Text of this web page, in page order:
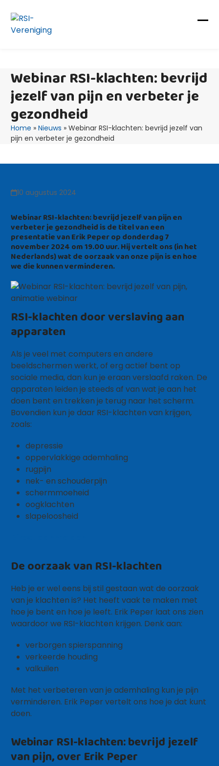
content
Webinar RSI-klachten: bevrijd
jezelf van pijn en verbeter je
gezondheid
Home »Nieuws »Webinar RSI-klachten: bevrijd jezelf van
pijn en verbeter je gezondheid
10 augustus 2024
Webinar RSI-klachten: bevrijd jezelf van pijn en
verbeter je gezondheid is de titel van een
presentatie van Erik Peper op donderdag 7
november 2024 om 19.00 uur. Hij vertelt ons (in het
Nederlands) wat de oorzaak van onze pijn is en hoe
we die kunnen verminderen.
RSI-klachten door verslaving aan
apparaten
Als je veel met computers en andere
beeldschermen werkt, of erg actief bent op
sociale media, dan kun je eraan verslaafd raken. De
apparaten leiden je steeds af van wat je aan het
doen bent en trekken je terug naar het scherm.
Bovendien kun je daar RSI-klachten van krijgen,
zoals:
depressie
oppervlakkige ademhaling
rugpijn
nek- en schouderpijn
schermmoeheid
oogklachten
slapeloosheid
De oorzaak van RSI-klachten
Heb je er wel eens bij stil gestaan wat de oorzaak
van je klachten is? Het heeft vaak te maken met
hoe je bent en hoe je leeft. Erik Peper laat ons zien
waardoor we RSI-klachten krijgen. Denk aan:
verborgen spierspanning
verkeerde houding
valkuilen
Met het verbeteren van je ademhaling kun je pijn
verminderen. Erik Peper vertelt ons hoe je dat kunt
doen.
Webinar RSI-klachten: bevrijd jezelf
van pijn, over Erik Peper